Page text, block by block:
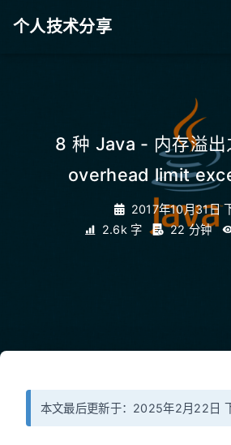
个人技术分享
标签 关于
8 种 Java - 内存溢出
overhead limit
2017年10月31日
2.6k 字
22 分钟
本文最后更新于：2025年2月22日